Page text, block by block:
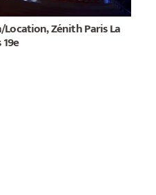
Zénith Paris La